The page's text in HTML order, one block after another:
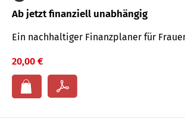
Ab jetzt finanziell unabhängig
Ein nachhaltiger Finanzplaner für
20,00 €